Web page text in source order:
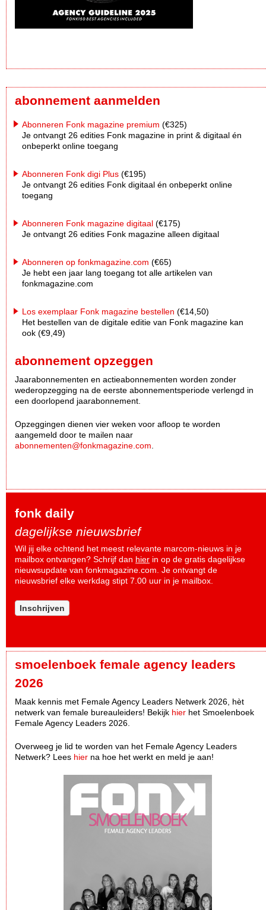
abonnement aanmelden
Abonneren Fonk magazine premium (€325)
Je ontvangt 26 edities Fonk magazine in print & digitaal én
onbeperkt online toegang
Abonneren Fonk digi Plus (€195)
Je ontvangt 26 edities Fonk digitaal én onbeperkt online
toegang
Abonneren Fonk magazine digitaal (€175)
Je ontvangt 26 edities Fonk magazine alleen digitaal
Abonneren op fonkmagazine.com (€65)
Je hebt een jaar lang toegang tot alle artikelen van
fonkmagazine.com
Los exemplaar Fonk magazine bestellen (€14,50)
Het bestellen van de digitale editie van Fonk magazine kan
ook (€9,49)
abonnement opzeggen
Jaarabonnementen en actieabonnementen worden zonder
wederopzegging na de eerste abonnementsperiode verlengd in
een doorlopend jaarabonnement.
Opzeggingen dienen vier weken voor afloop te worden
aangemeld door te mailen naar
abonnementen@fonkmagazine.com.
fonk daily
dagelijkse nieuwsbrief
Wil jij elke ochtend het meest relevante marcom-nieuws in je
mailbox ontvangen? Schrijf dan hier in op de gratis dagelijkse
nieuwsupdate van fonkmagazine.com. Je ontvangt de
nieuwsbrief elke werkdag stipt 7.00 uur in je mailbox.
Inschrijven
smoelenboek female agency leaders
2026
Maak kennis met Female Agency Leaders Netwerk 2026, hèt
netwerk van female bureauleiders! Bekijk hier het Smoelenboek
Female Agency Leaders 2026.
Overweeg je lid te worden van het Female Agency Leaders
Netwerk? Lees hier na hoe het werkt en meld je aan!